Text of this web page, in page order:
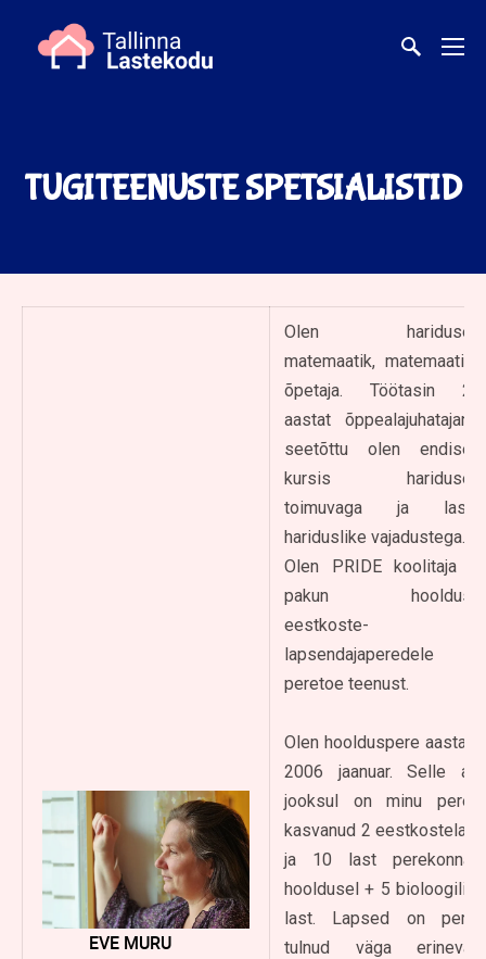
TUGITEENUSTE SPETSIALISTID
EVE MURU
Olen hariduselt
matemaatik, matemaatika
õpetaja. Töötasin 23
aastat õppealajuhatajana,
seetõttu olen endiselt
kursis hariduses
toimuvaga ja laste
hariduslike vajadustega.
Olen PRIDE koolitaja ja
pakun hooldus-,
eestkoste- ja
lapsendajaperedele
peretoe teenust.
Olen hoolduspere aastast
2006 jaanuar. Selle aja
jooksul on minu peres
kasvanud 2 eestkostelast
ja 10 last perekonnas
hooldusel + 5 bioloogilist
last. Lapsed on perre
tulnud väga erinevas